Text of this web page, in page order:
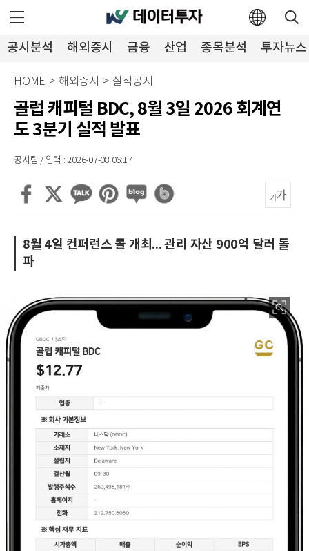
공시분석 해외증시 금융 산업 종목분석 투자뉴스
HOME > 해외증시 > 실적공시
골럽 캐피털 BDC, 8월 3일 2026 회계연
도 3분기 실적 발표
공시팀 / 입력 : 2026-07-08 06:17
8월 4일 컨퍼런스 콜 개최... 관리 자산 900억 달러 돌
파